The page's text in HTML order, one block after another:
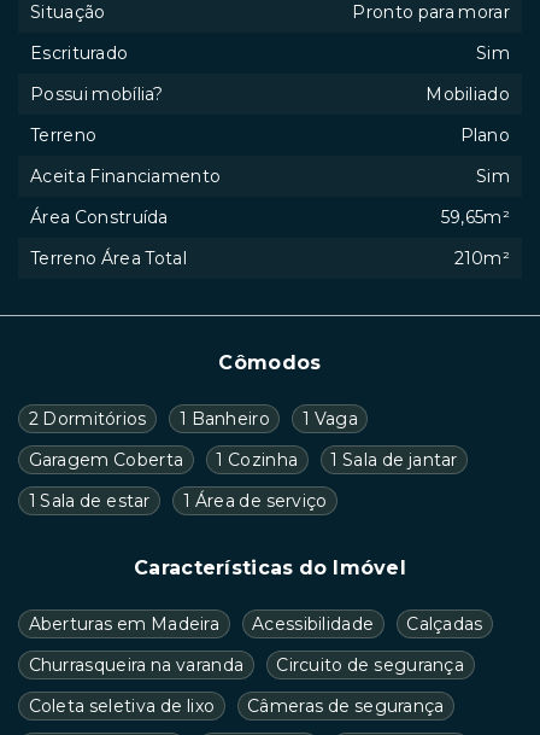
Cômodos
2 Dormitórios 1 Banheiro
1 Vaga
Garagem Coberta
1 Cozinha
1 Sala de jantar
1 Sala de estar
1 Área de serviço
Características do Imóvel
Aberturas em Madeira Acessibilidade
Calçadas
Churrasqueira na varanda
Circuito de segurança
Coleta seletiva de lixo
Câmeras de segurança
Situação
Pronto para morar
Escriturado
Sim
Possui mobília?
Mobiliado
Terreno
Plano
Aceita Financiamento
Sim
Área Construída
59,65m²
Terreno Área Total
210m²